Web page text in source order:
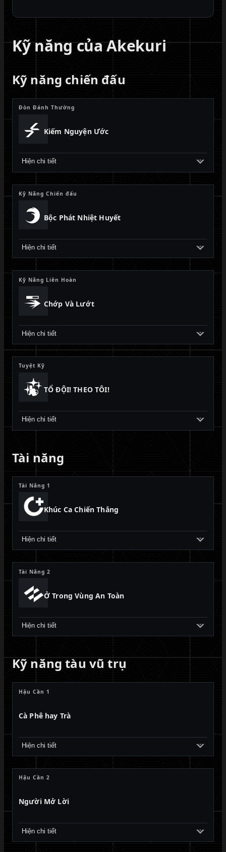
Kỹ năng của Akekuri
Kỹ năng chiến đấu
Đòn Đánh Thường
Kiếm Nguyện Ước
Hiện chi tiết
Kỹ Năng Chiến đấu
Bộc Phát Nhiệt Huyết
Hiện chi tiết
Kỹ Năng Liên Hoàn
Chớp Và Lướt
Hiện chi tiết
Tuyệt Kỹ
TỔ ĐỘI! THEO TÔI!
Hiện chi tiết
Tài năng
Tài Năng 1
Khúc Ca Chiến Thắng
Hiện chi tiết
Tài Năng 2
Ở Trong Vùng An Toàn
Hiện chi tiết
Kỹ năng tàu vũ trụ
Hậu Cần 1
Cà Phê hay Trà
Hiện chi tiết
Hậu Cần 2
Người Mở Lời
Hiện chi tiết